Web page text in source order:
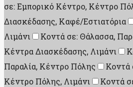
σε: Εμπορικό Κέντρο, Κέντρο
Διασκέδασης, Καφέ/Εστιατόρια
Λιμάνι
Κοντά σε: Θάλασσα,
Κέντρα Διασκέδασης, Λιμάνι
Παραλία, Κέντρο Πόλης
Κοντά
Κέντρο Πόλης, Λιμάνι
Κοντά